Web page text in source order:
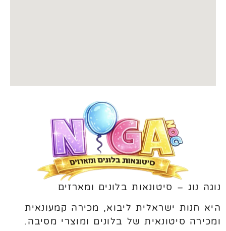
נוגה נוג – סיטונאות בלונים ומארזים
היא חנות ישראלית ליבוא, מכירה קמעונאית
ומכירה סיטונאית של בלונים ומוצרי מסיבה.